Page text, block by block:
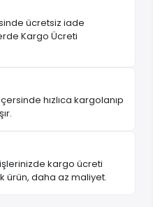
ücretsiz iade
Kargo Ücreti
hızlıca kargolanıp
kargo ücreti
ürün, daha az maliyet.